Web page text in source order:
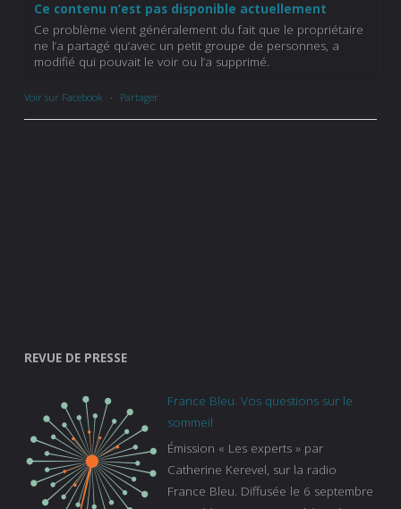
Ce contenu n’est pas disponible actuellement
Ce problème vient généralement du fait que le propriétaire
ne l’a partagé qu’avec un petit groupe de personnes, a
modifié qui pouvait le voir ou l’a supprimé.
Voir sur Facebook · Partager
REVUE DE PRESSE
France Bleu. Vos questions sur le
sommeil
Émission « Les experts » par
Catherine Kerevel, sur la radio
France Bleu. Diffusée le 6 septembre